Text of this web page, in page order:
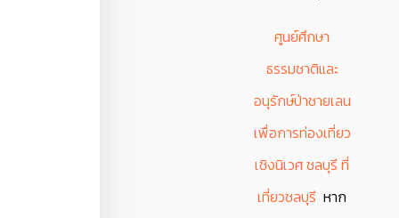
ศูนย์ศึกษา
ธรรมชาติและ
อนุรักษ์ป่าชายเลน
เพื่อการท่องเที่ยว
เชิงนิเวศ ชลบุรี ที่
เที่ยวชลบุรี หาก